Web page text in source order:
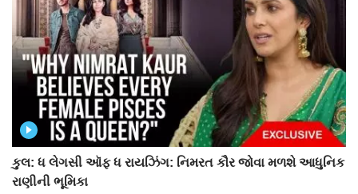
કુલ: ધ લેગસી ઑફ ધ રાયઝિંગ: નિમરત કૌર જોવા મળશે આધુનિક
રાણીની ભૂમિકા